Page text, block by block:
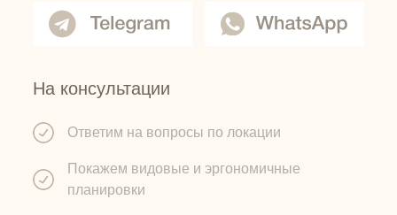
Покажем видовые и эргономичные
планировки
Ответим на вопросы по локации
На консультации